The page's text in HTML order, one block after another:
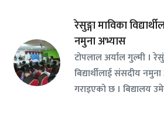
रेसुङ्गा माविका
नमुना अभ्यास
टोपलाल अर्याल गुल्मी ।
बिद्यार्थीलाई संसदीय
गराइएको छ । बिद्यालय